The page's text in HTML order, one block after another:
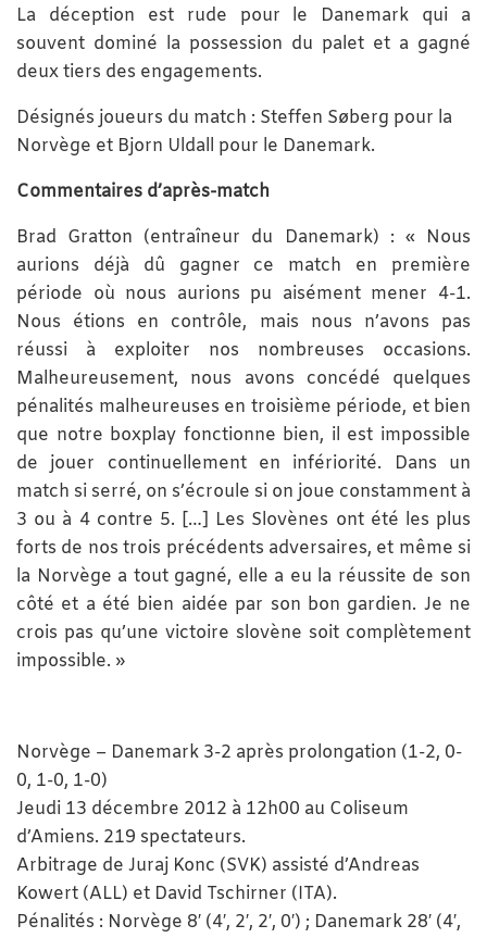
La déception est rude pour le Danemark qui a
souvent dominé la possession du palet et a gagné
deux tiers des engagements.
Désignés joueurs du match : Steffen Søberg pour la
Norvège et Bjorn Uldall pour le Danemark.
Commentaires d’après-match
Brad Gratton (entraîneur du Danemark) : « Nous
aurions déjà dû gagner ce match en première
période où nous aurions pu aisément mener 4-1.
Nous étions en contrôle, mais nous n’avons pas
réussi à exploiter nos nombreuses occasions.
Malheureusement, nous avons concédé quelques
pénalités malheureuses en troisième période, et bien
que notre boxplay fonctionne bien, il est impossible
de jouer continuellement en infériorité. Dans un
match si serré, on s’écroule si on joue constamment à
3 ou à 4 contre 5. […] Les Slovènes ont été les plus
forts de nos trois précédents adversaires, et même si
la Norvège a tout gagné, elle a eu la réussite de son
côté et a été bien aidée par son bon gardien. Je ne
crois pas qu’une victoire slovène soit complètement
impossible. »
Norvège – Danemark 3-2 après prolongation (1-2, 0-
0, 1-0, 1-0)
Jeudi 13 décembre 2012 à 12h00 au Coliseum
d’Amiens. 219 spectateurs.
Arbitrage de Juraj Konc (SVK) assisté d’Andreas
Kowert (ALL) et David Tschirner (ITA).
Pénalités : Norvège 8′ (4′, 2′, 2′, 0′) ; Danemark 28′ (4′,